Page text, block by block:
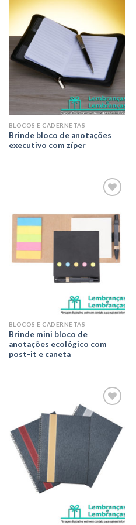
Adicionar
aos meus
desejos
BLOCOS E CADERNETAS
Brinde bloco de anotações
executivo com zíper
aos meus
desejos
BLOCOS E CADERNETAS
Brinde mini bloco de
anotações ecológico com
post-it e caneta
Adicionar
aos meus